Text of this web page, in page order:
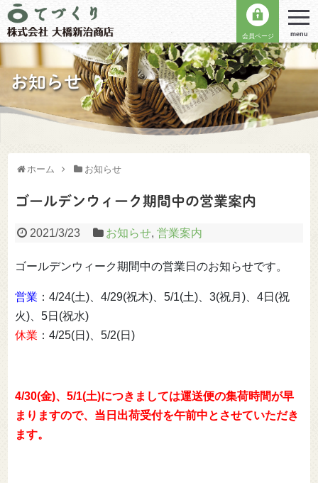
お知らせ
会員ページ menu
ホーム お知らせ
ゴールデンウィーク期間中の営業案内
2021/3/23 お知らせ, 営業案内
ゴールデンウィーク期間中の営業日のお知らせです。
営業 ：4/24(土)、4/29(祝木)、5/1(土)、3(祝月)、4日(祝
火)、5日(祝水)
休業 ：4/25(日)、5/2(日)
4/30(金)、5/1(土)につきましては運送便の集荷時間が早
まりますので、 当日出荷受付を午前中とさせていただき
ます。